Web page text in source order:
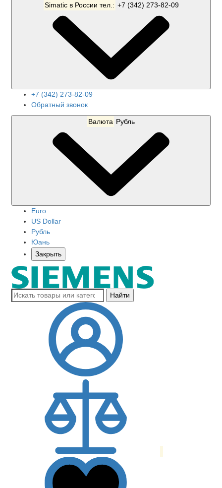
Simatic в России тел.: +7 (342) 273-82-09
+7 (342) 273-82-09
Обратный звонок
Валюта Рубль
Euro
US Dollar
Рубль
Юань
Закрыть
Найти